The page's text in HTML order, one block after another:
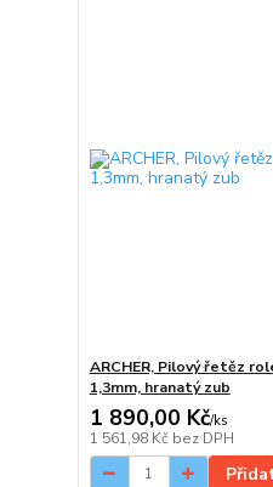
ARCHER, Pilový řetěz
1,3mm, hranatý zub
1 890,00 Kč/ks
1 561,98 Kč bez DPH